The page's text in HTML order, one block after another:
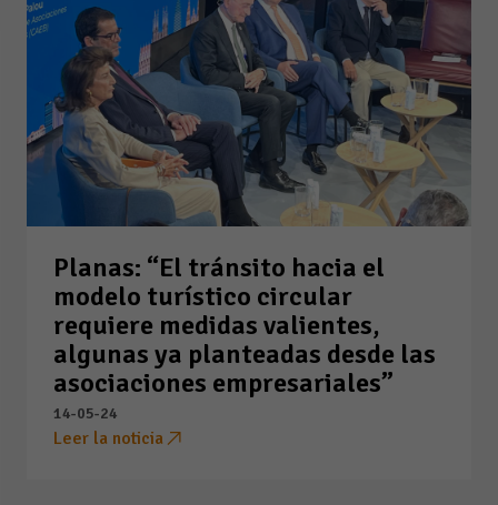
Planas: “El tránsito hacia el
modelo turístico circular
requiere medidas valientes,
algunas ya planteadas desde las
asociaciones empresariales”
14-05-24
Leer la noticia